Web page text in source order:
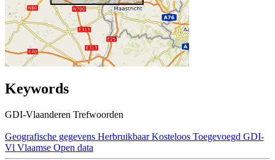
Keywords
GDI-Vlaanderen Trefwoorden
Geografische gegevens Herbruikbaar Kosteloos Toegevoegd GDI-
Vl Vlaamse Open data